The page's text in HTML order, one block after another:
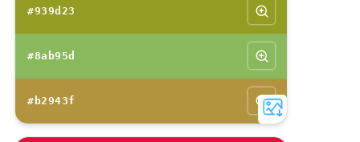
#939d23
#8ab95d
#b2943f